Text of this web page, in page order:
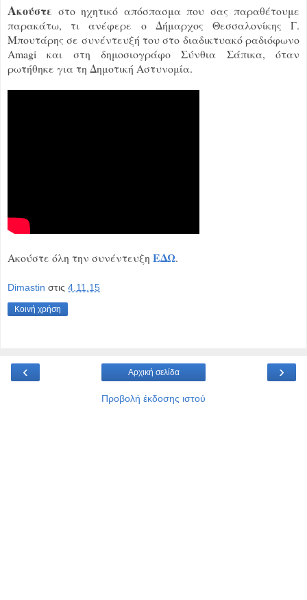
Ακούστε στο ηχητικό απόσπασμα που σας παραθέτουμε
παρακάτω, τι ανέφερε ο Δήμαρχος Θεσσαλονίκης Γ.
Μπουτάρης σε συνέντευξή του στο διαδικτυακό ραδιόφωνο
Amagi και στη δημοσιογράφο Σύνθια Σάπικα, όταν
ρωτήθηκε για τη Δημοτική Αστυνομία.
Ακούστε όλη την συνέντευξη ΕΔΩ.
Dimastin στις 4.11.15
Κοινή χρήση
‹ ›
Αρχική σελίδα
Προβολή έκδοσης ιστού